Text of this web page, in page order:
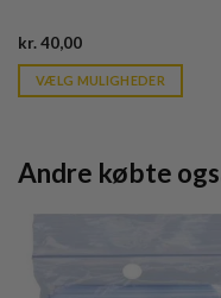
kr.40,00Current
is:
kr. 39,95.
VÆLG MULIGHEDER
Andre købte